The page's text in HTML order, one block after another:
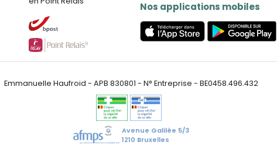
Nos applications mobiles
Emmanuelle Haufroid - APB 830801 - N° Entreprise - BE0458.496.432
Avenue Galilée 5/3
1210 Bruxelles